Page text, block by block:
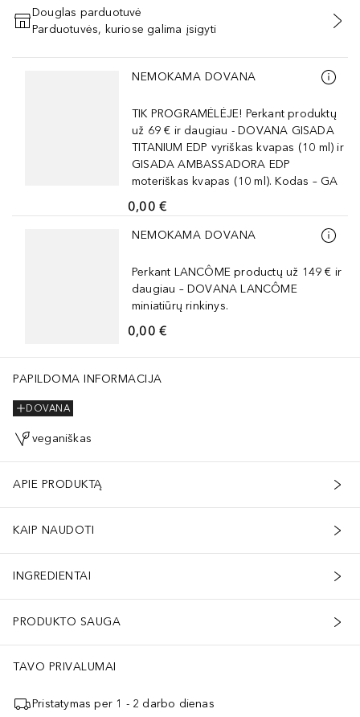
PRIDĖTI Į KREPŠELĮ
Douglas parduotuvė
Parduotuvės, kuriose galima įsigyti
Praleisti slankiklį
NEMOKAMA DOVANA
TIK PROGRAMĖLĖJE! Perkant produktų
už 69 € ir daugiau - DOVANA GISADA
TITANIUM EDP vyriškas kvapas (10 ml) ir
GISADA AMBASSADORA EDP
moteriškas kvapas (10 ml). Kodas – GA
0,00 €
Praleisti slankiklį
NEMOKAMA DOVANA
Perkant LANCÔME productų už 149 € ir
daugiau – DOVANA LANCÔME
miniatiūrų rinkinys.
0,00 €
PAPILDOMA INFORMACIJA
DOVANA
veganiškas
APIE PRODUKTĄ
KAIP NAUDOTI
INGREDIENTAI
PRODUKTO SAUGA
TAVO PRIVALUMAI
Pristatymas per 1 - 2 darbo dienas